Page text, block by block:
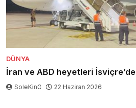
DÜNYA
İran ve ABD heyetleri İsviçre’de
SoleKinG 22 Haziran 2026